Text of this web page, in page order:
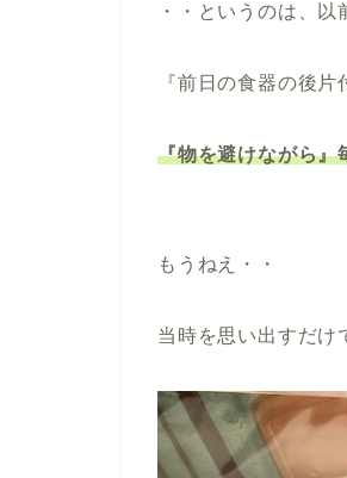
・・というのは、以
『前日の食器の後片
『物を避けながら
もうねえ・・
当時を思い出すだけ